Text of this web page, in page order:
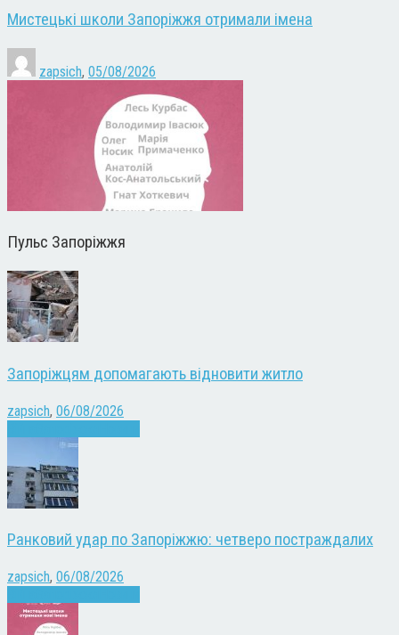
Мистецькі школи Запоріжжя отримали імена
zapsich, 05/08/2026
Пульс Запоріжжя
Запоріжцям допомагають відновити житло
zapsich, 06/08/2026
Ранковий удар по Запоріжжю: четверо постраждалих
zapsich, 06/08/2026